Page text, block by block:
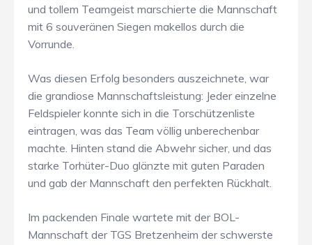
und tollem Teamgeist marschierte die Mannschaft
mit 6 souveränen Siegen makellos durch die
Vorrunde.
​Was diesen Erfolg besonders auszeichnete, war
die grandiose Mannschaftsleistung: Jeder einzelne
Feldspieler konnte sich in die Torschützenliste
eintragen, was das Team völlig unberechenbar
machte. Hinten stand die Abwehr sicher, und das
starke Torhüter-Duo glänzte mit guten Paraden
und gab der Mannschaft den perfekten Rückhalt.
​Im packenden Finale wartete mit der BOL-
Mannschaft der TGS Bretzenheim der schwerste